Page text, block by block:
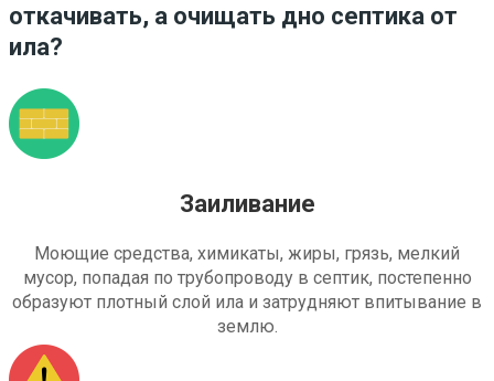
откачивать, а очищать дно септика от
ила?
Заиливание
Моющие средства, химикаты, жиры, грязь, мелкий
мусор, попадая по трубопроводу в септик, постепенно
образуют плотный слой ила и затрудняют впитывание в
землю.